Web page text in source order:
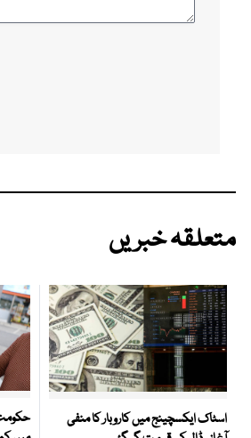
متعلقہ خبریں
اسٹاک ایکسچینج میں کاروبار کا منفی